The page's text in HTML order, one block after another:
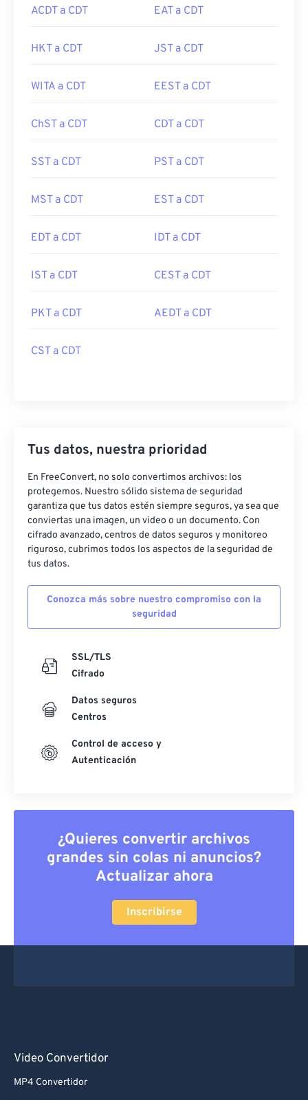
ACDT a CDT EAT a CDT
HKT a CDT JST a CDT
WITA a CDT EEST a CDT
ChST a CDT CDT a CDT
SST a CDT PST a CDT
MST a CDT EST a CDT
EDT a CDT IDT a CDT
IST a CDT CEST a CDT
PKT a CDT AEDT a CDT
CST a CDT
Tus datos, nuestra prioridad
En FreeConvert, no solo convertimos archivos: los
protegemos. Nuestro sólido sistema de seguridad
garantiza que tus datos estén siempre seguros, ya sea que
conviertas una imagen, un video o un documento. Con
cifrado avanzado, centros de datos seguros y monitoreo
riguroso, cubrimos todos los aspectos de la seguridad de
tus datos.
Conozca más sobre nuestro compromiso con la
seguridad
SSL/TLS
Cifrado
Datos seguros
Centros
Control de acceso y
Autenticación
¿Quieres convertir archivos
grandes sin colas ni anuncios?
Actualizar ahora
Inscribirse
Video Convertidor
MP4 Convertidor